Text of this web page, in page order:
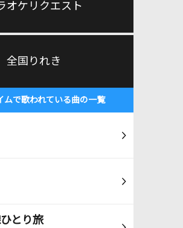
オケリクエスト
全国りれき
ムで歌われている曲の一覧
とり旅